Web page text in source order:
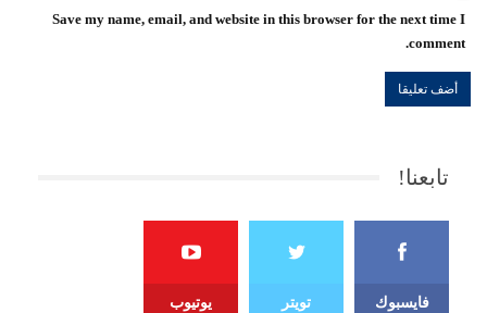
Save my name, email, and website in this browser for the next time I
comment.
تابعنا!
فايسبوك تويتر يوتيوب